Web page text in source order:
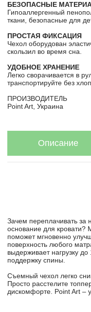
БЕЗОПАСНЫЕ
Гипоаллергенный
ткани, безопасные для
ПРОСТАЯ ФИКСАЦИЯ
Чехол оборудован
скользил во время сна.
УДОБНОЕ ХРАНЕНИЕ
Легко сворачивается в
транспортируйте без
ПРОИЗВОДИТЕЛЬ
Point Art, Украина
Описание
Зачем переплачивать за
основание для кровати?
поможет мгновенно
поверхность любого
выдерживает нагрузку
поддержку спины.
Съемный чехол легко
Просто расстелите
дискомфорте. Point Art –